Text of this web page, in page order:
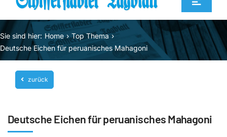
Toggle
Home
Themen
Blog
Unternehmen
Mediathek
Sie sind hier: Home
Top Thema
Deutsche Eichen für peruanisches Mahagoni
zurück
Deutsche Eichen für peruanisches Mahagoni